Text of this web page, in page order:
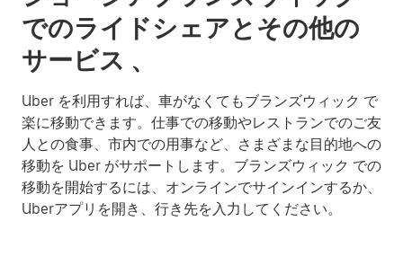
でのライドシェアとその他の
サービス 、
Uber を利用すれば、車がなくてもブランズウィック で
楽に移動できます。仕事での移動やレストランでのご友
人との食事、市内での用事など、さまざまな目的地への
移動を Uber がサポートします。ブランズウィック での
移動を開始するには、オンラインでサインインするか、
Uberアプリを開き、行き先を入力してください。